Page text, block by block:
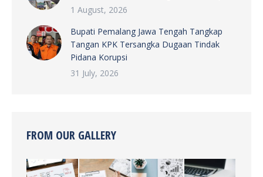
1 August, 2026
Bupati Pemalang Jawa Tengah Tangkap
Tangan KPK Tersangka Dugaan Tindak
Pidana Korupsi
31 July, 2026
FROM OUR GALLERY